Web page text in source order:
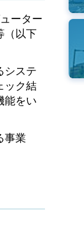
ーター
（以下
システ
ック結
能をい
事業